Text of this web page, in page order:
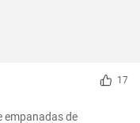
17
empanadas de